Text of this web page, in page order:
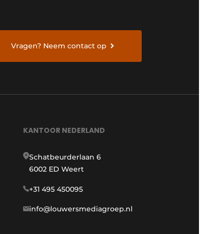
Vragen? Neem contact op
KANTOOR NEDERLAND
Schatbeurderlaan 6
6002 ED Weert
+31 495 450095
info@louwersmediagroep.nl